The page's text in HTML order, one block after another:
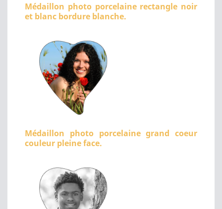
Médaillon photo porcelaine rectangle noir
et blanc bordure blanche.
Médaillon photo porcelaine grand coeur
couleur pleine face.